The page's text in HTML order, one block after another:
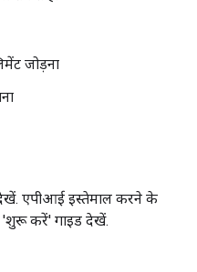
जोड़ना
एपीआई इस्तेमाल करने के
'शुरू करें' गाइड देखें.